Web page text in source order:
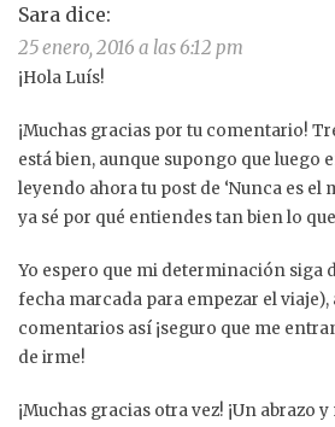
Sara dice:
25 enero, 2016 a las 6:12 pm
¡Hola Luís!
¡Muchas gracias por tu comentario!
está bien, aunque supongo que luego
leyendo ahora tu post de ‘Nunca es el
ya sé por qué entiendes tan bien lo
Yo espero que mi determinación siga
fecha marcada para empezar el
comentarios así ¡seguro que me
de irme!
¡Muchas gracias otra vez! ¡Un abrazo